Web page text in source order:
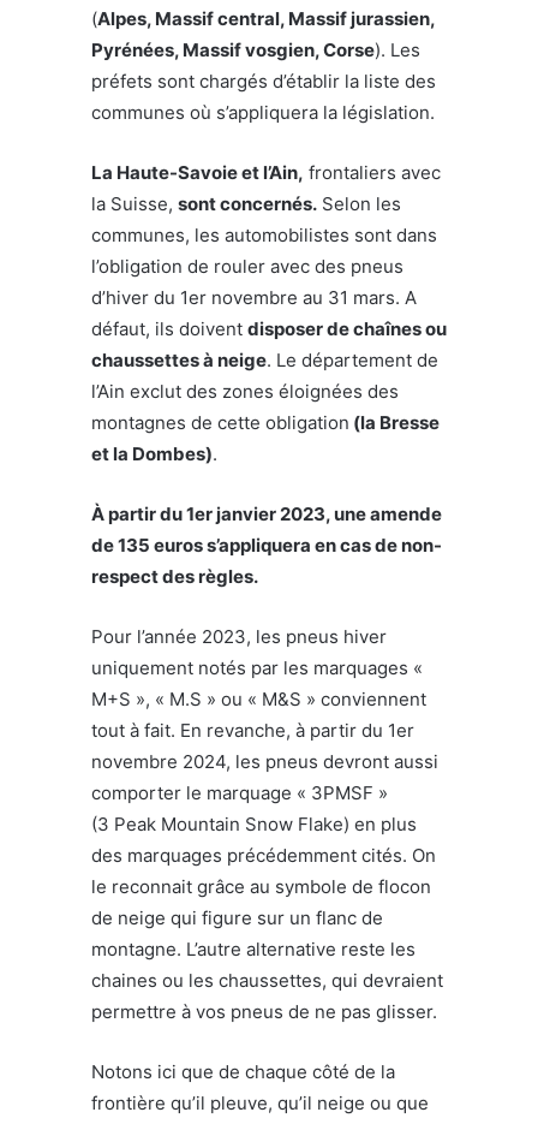
(Alpes, Massif central, Massif jurassien,
Pyrénées, Massif vosgien, Corse). Les
préfets sont chargés d’établir la liste des
communes où s’appliquera la législation.
La Haute-Savoie et l’Ain, frontaliers avec
la Suisse, sont concernés. Selon les
communes, les automobilistes sont dans
l’obligation de rouler avec des pneus
d’hiver du 1er novembre au 31 mars. A
défaut, ils doivent disposer de chaînes ou
chaussettes à neige. Le département de
l’Ain exclut des zones éloignées des
montagnes de cette obligation (la Bresse
et la Dombes).
À partir du 1er janvier 2023, une amende
de 135 euros s’appliquera en cas de non-
respect des règles.
Pour l’année 2023, les pneus hiver
uniquement notés par les marquages «
M+S », « M.S » ou « M&S » conviennent
tout à fait. En revanche, à partir du 1er
novembre 2024, les pneus devront aussi
comporter le marquage « 3PMSF »
(3 Peak Mountain Snow Flake) en plus
des marquages précédemment cités. On
le reconnait grâce au symbole de flocon
de neige qui figure sur un flanc de
montagne. L’autre alternative reste les
chaines ou les chaussettes, qui devraient
permettre à vos pneus de ne pas glisser.
Notons ici que de chaque côté de la
frontière qu’il pleuve, qu’il neige ou que